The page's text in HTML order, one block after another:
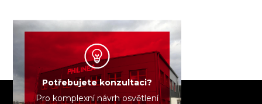
Potřebujete konzultaci?
Pro komplexní návrh osvětlení